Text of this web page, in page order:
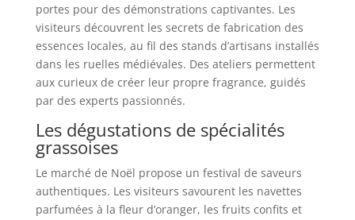
portes pour des démonstrations captivantes. Les
visiteurs découvrent les secrets de fabrication des
essences locales, au fil des stands d’artisans installés
dans les ruelles médiévales. Des ateliers permettent
aux curieux de créer leur propre fragrance, guidés
par des experts passionnés.
Les dégustations de spécialités
grassoises
Le marché de Noël propose un festival de saveurs
authentiques. Les visiteurs savourent les navettes
parfumées à la fleur d’oranger, les fruits confits et